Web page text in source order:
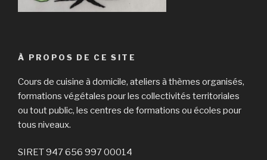
À PROPOS DE CE SITE
Cours de cuisine à domicile, ateliers à thèmes organisés,
formations végétales pour les collectivités territoriales
ou tout public, les centres de formations ou écoles pour
tous niveaux.
SIRET 947 656 997 00014